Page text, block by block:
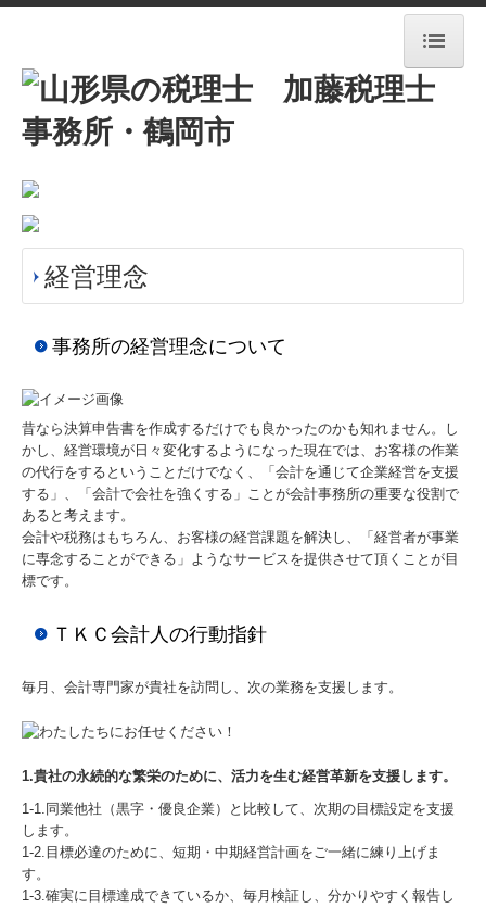
HOME
事務所紹介
業務案内
交通案内
セミナー・公募情報
ちょっと一息・・・
☆FX4 クラウドのご紹介
☆e21まいスターのご紹介
これまで開催したセミナー
お問合せ
関連リンク
リンク集
経営理念
事務所の経営理念について
昔なら決算申告書を作成するだけでも良かったのかも知れません。し
かし、経営環境が日々変化するようになった現在では、お客様の作業
の代行をするということだけでなく、「会計を通じて企業経営を支援
する」、「会計で会社を強くする」ことが会計事務所の重要な役割で
あると考えます。
会計や税務はもちろん、お客様の経営課題を解決し、「経営者が事業
に専念することができる」ようなサービスを提供させて頂くことが目
標です。
ＴＫＣ会計人の行動指針
毎月、会計専門家が貴社を訪問し、次の業務を支援します。
1.貴社の永続的な繁栄のために、活力を生む経営革新を支援します。
1-1.同業他社（黒字・優良企業）と比較して、次期の目標設定を支援
します。
1-2.目標必達のために、短期・中期経営計画をご一緒に練り上げま
す。
1-3.確実に目標達成できているか、毎月検証し、分かりやすく報告し